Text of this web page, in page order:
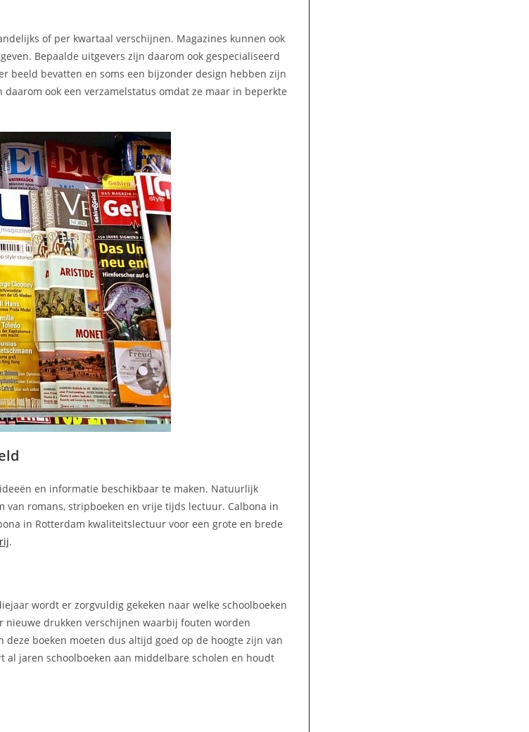
of per kwartaal verschijnen. Magazines kunnen ook
Bepaalde uitgevers zijn daarom ook gespecialiseerd
beeld bevatten en soms een bijzonder design hebben zijn
ook een verzamelstatus omdat ze maar in beperkte
en informatie beschikbaar te maken. Natuurlijk
romans, stripboeken en vrije tijds lectuur. Calbona in
in Rotterdam kwaliteitslectuur voor een grote en brede
.
wordt er zorgvuldig gekeken naar welke schoolboeken
nieuwe drukken verschijnen waarbij fouten worden
boeken moeten dus altijd goed op de hoogte zijn van
al jaren schoolboeken aan middelbare scholen en houdt